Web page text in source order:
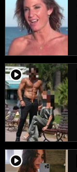
player2
player2